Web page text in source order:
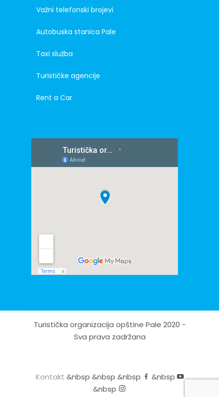
Važni telefonski brojevi
Autobuska stanica Pale
Taxi služba
Turističke agencije
Rent a Car
Turistička organizacija opštine Pale 2020 -
Sva prava zadržana
Kontakt &nbsp &nbsp &nbsp
&nbsp
&nbsp